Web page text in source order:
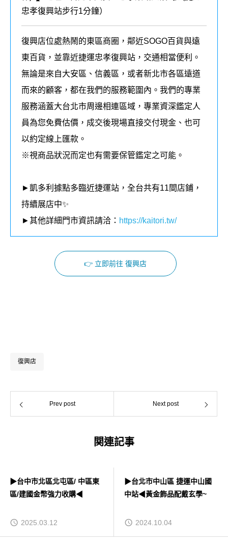
忠孝復興站步行1分鐘）
復興店位處熱鬧的東區商圈，鄰近SOGO百貨與遠
東百貨，並靠近捷運忠孝復興站，交通相當便利。
無論是來自大安區、信義區，或者新北市各區遠道
而來的顧客，都在我們的服務範圍內。我們的專業
服務涵蓋大台北市周邊相連區域， 專業資深鑑定人
員為您免費估價，成交後現場直接交付現金、也可
以約定線上匯款。
※視商品狀況而定也有需要保管鑑定之可能。
►凱多利據點多臨近捷運站，全台共有11間店鋪，
持續展店中✨
►其他詳細門市資訊請洽： https://kaitori.tw/
👉 立即前往 復興店
復興店
Prev post Next post
関連記事
▶台中市北區北屯區/ 中區東
區/建國金幣強力收購◀
2025.03.12
▶台北市中山區 捷運中山國
中站◀黃金飾品配戴玄學~
2024.10.04